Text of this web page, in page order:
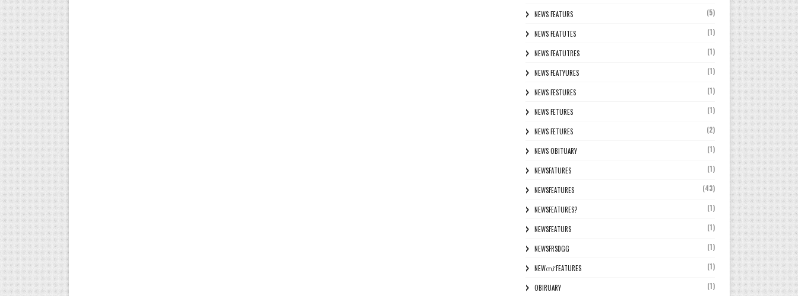
NEWS FEATURS (5)
NEWS FEATUTES (1)
NEWS FEATUTRES (1)
NEWS FEATYURES (1)
NEWS FESTURES (1)
NEWS FETURES (1)
NEWS FETURES (2)
NEWS OBITUARY (1)
NEWSFATURES (1)
NEWSFEATURES (43)
NEWSFEATURES? (1)
NEWSFEATURS (1)
NEWSFRSDGG (1)
NEWസ് FEATURES (1)
OBIRUARY (1)